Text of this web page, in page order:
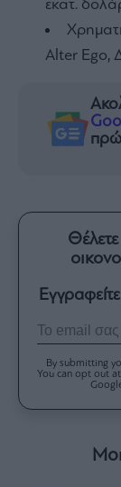
εκατ.
Αlter Ego,
By submitting
You can opt out